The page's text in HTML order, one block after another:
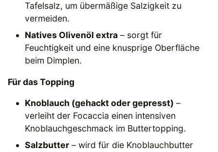
Tafelsalz, um übermäßige Salzigkeit zu
vermeiden.
Natives Olivenöl extra – sorgt für
Feuchtigkeit und eine knusprige Oberfläche
beim Dimplen.
Für das Topping
Knoblauch (gehackt oder gepresst) –
verleiht der Focaccia einen intensiven
Knoblauchgeschmack im Buttertopping.
Salzbutter – wird für die Knoblauchbutter